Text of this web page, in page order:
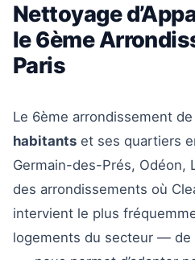
Nettoyage
le 6ème
Paris
Le 6ème arrondissement
habitants et ses quartiers
Germain-des-Prés, Odéon,
des arrondissements où
intervient le plus
logements du secteur — de